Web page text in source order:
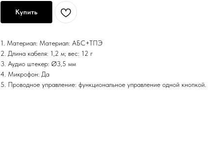
Купить
1. Материал: Материал: АБС+ТПЭ
2. Длина кабеля: 1,2 м; вес: 12 г
3. Аудио штекер: Ø3,5 мм
4. Микрофон: Да
5. Проводное управление: функциональное управление одной кнопкой.